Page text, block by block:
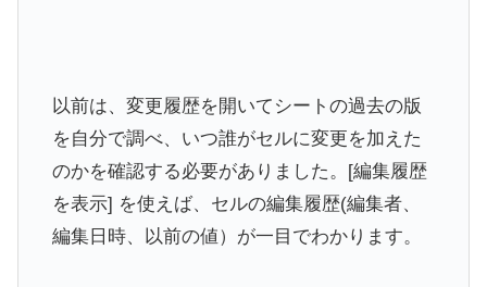
以前は、変更履歴を開いてシートの過去の版
を自分で調べ、いつ誰がセルに変更を加えた
のかを確認する必要がありました。[編集履歴
を表示] を使えば、セルの編集履歴(編集者、
編集日時、以前の値）が一目でわかります。